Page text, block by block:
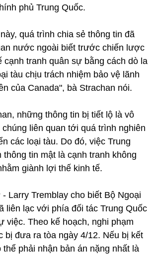
phủ Trung Quốc.
quá trình chia sẻ thông tin đã
nước ngoài biết trước chiến lược
cạnh tranh quân sự bằng cách dò la
tàu chịu trách nhiệm bảo vệ lãnh
của Canada", bà Strachan nói.
những thông tin bị tiết lộ là vô
liên quan tới quá trình nghiên
các loại tàu. Do đó, việc Trung
thông tin mật là cạnh tranh không
giành lợi thế kinh tế.
Larry Tremblay cho biết Bộ Ngoại
liên lạc với phía đối tác Trung Quốc
việc. Theo kế hoạch, nghi phạm
bị đưa ra tòa ngày 4/12. Nếu bị kết
thể phải nhận bản án nặng nhất là